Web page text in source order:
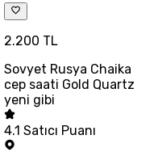
2.200 TL
Sovyet Rusya Chaika
cep saati Gold Quartz
yeni gibi
4.1 Satıcı Puanı